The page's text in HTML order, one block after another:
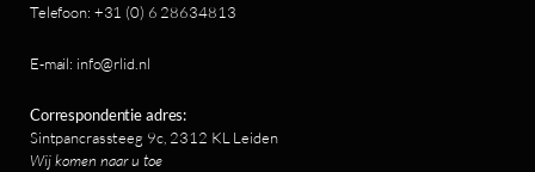
Telefoon: +31 (0) 6 28634813
E-mail: info@rlid.nl
Correspondentie adres:
Sintpancrassteeg 9c, 2312 KL Leiden
Wij komen naar u toe